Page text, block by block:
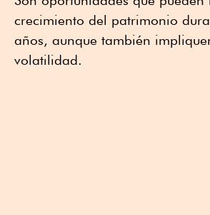
crecimiento del patrimonio
años, aunque también
volatilidad.